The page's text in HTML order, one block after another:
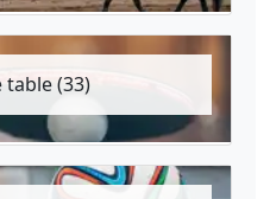
table (33)